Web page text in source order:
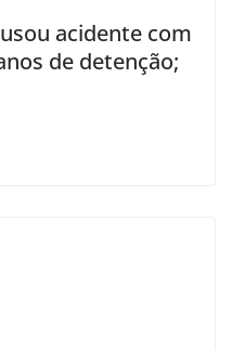
acidente com
de detenção;